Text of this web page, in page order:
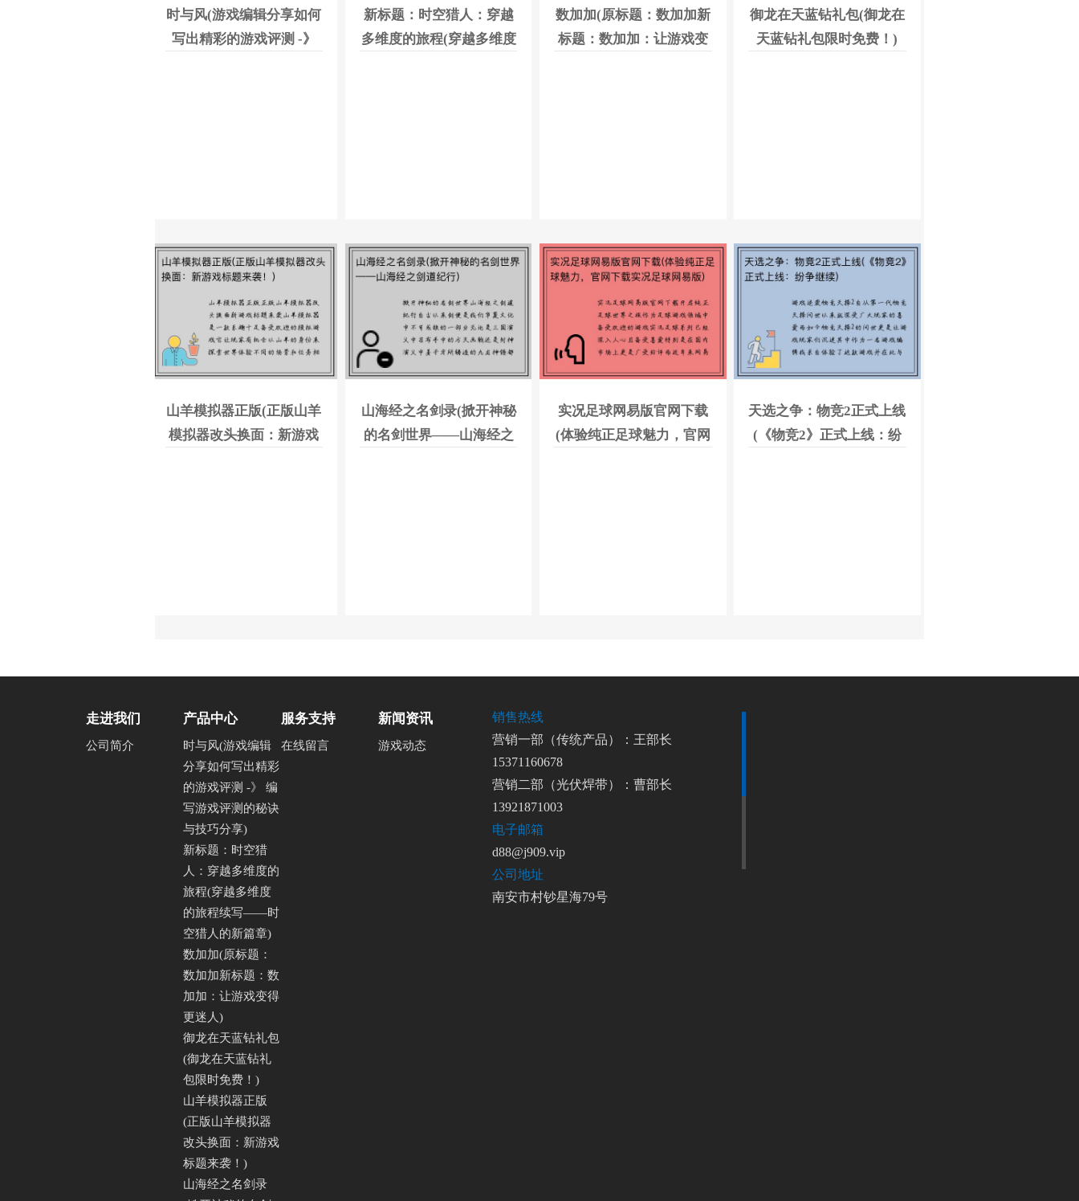
时与风(游戏编辑分享如何
写出精彩的游戏评测 -》
新标题：时空猎人：穿越
多维度的旅程(穿越多维度
数加加(原标题：数加加新
标题：数加加：让游戏变
御龙在天蓝钻礼包(御龙在
天蓝钻礼包限时免费！)
山羊模拟器正版(正版山羊
模拟器改头换面：新游戏
山海经之名剑录(掀开神秘
的名剑世界——山海经之
实况足球网易版官网下载
(体验纯正足球魅力，官网
天选之争：物竞2正式上线
(《物竞2》正式上线：纷
走进我们
公司简介
产品中心
时与风(游戏编辑
分享如何写出精彩
的游戏评测 -》 编
写游戏评测的秘诀
与技巧分享)
新标题：时空猎
人：穿越多维度的
旅程(穿越多维度
的旅程续写——时
空猎人的新篇章)
数加加(原标题：
数加加新标题：数
加加：让游戏变得
更迷人)
御龙在天蓝钻礼包
(御龙在天蓝钻礼
包限时免费！)
山羊模拟器正版
(正版山羊模拟器
改头换面：新游戏
标题来袭！)
山海经之名剑录
服务支持
在线留言
新闻资讯
游戏动态
销售热线
营销一部（传统产品）：王部长
15371160678
营销二部（光伏焊带）：曹部长
13921871003
电子邮箱
d88@j909.vip
公司地址
南安市村钞星海79号